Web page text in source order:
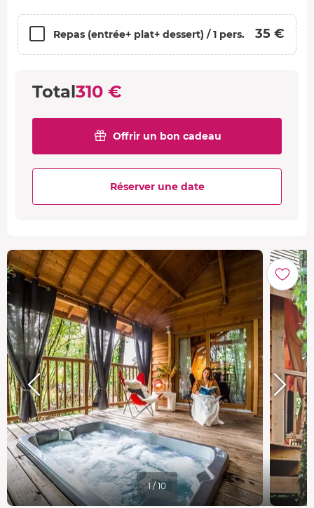
Repas (entrée+ plat+ dessert) / 1 pers. 35 €
Total310 €
Offrir un bon cadeau
Réserver une date
1 / 10